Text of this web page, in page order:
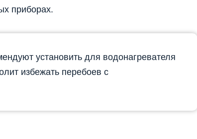
приборах.
установить для водонагревателя
избежать перебоев с